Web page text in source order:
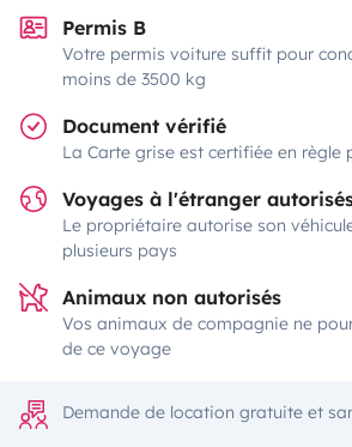
Permis B
Votre permis voiture suffit pour
moins de 3500 kg
Document vérifié
La Carte grise est certifiée en règle
Voyages à l'étranger
Le propriétaire autorise son
plusieurs pays
Animaux non autorisés
Vos animaux de compagnie ne
de ce voyage
Demande de location gratuite et